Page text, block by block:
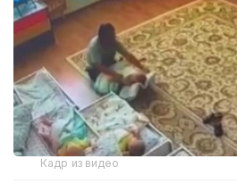
Кадр из видео